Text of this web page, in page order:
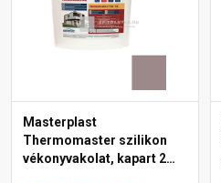
Masterplast
Thermomaster szilikon
vékonyvakolat, kapart 2